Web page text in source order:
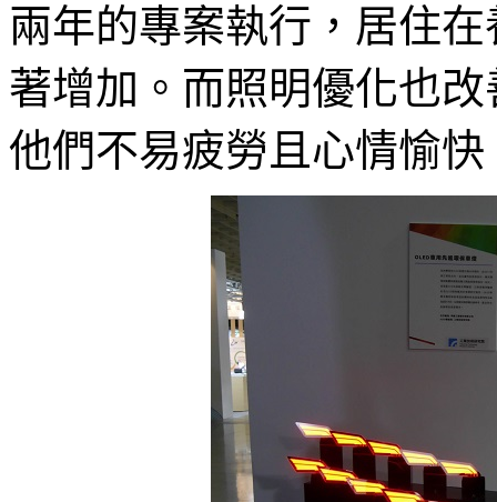
兩年的專案執行，居住
著增加。而照明優化也
他們不易疲勞且心情愉快